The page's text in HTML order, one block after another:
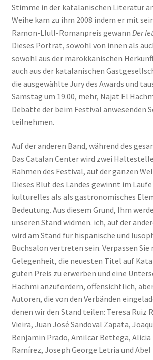
Stimme in der katalanischen Literatur
Weihe kam zu ihm 2008 indem er mit
Ramon-Llull-Romanpreis gewann Der
Dieses Porträt, sowohl von innen als
sowohl aus der marokkanischen
auch aus der katalanischen
die ausgewählte Jury des Awards und
Samstag um 19.00, mehr, Najat El
Debatte der beim Festival anwesenden
teilnehmen.
Auf der anderen Band, während des
Das Catalan Center wird zwei
Rahmen des Festival, auf der ganzen
Dieses Blut des Landes gewinnt im
kulturelles als als gastronomisches
Bedeutung. Aus diesem Grund, Ihm
unseren Stand widmen. ich, auf der
wird am Stand für hispanische und
Buchsalon vertreten sein. Verpassen Sie
Gelegenheit, die neuesten Titel auf
guten Preis zu erwerben und eine
Hachmi anzufordern, offensichtlich,
Autoren, die von den Verbänden
denen wir den Stand teilen: Teresa Ruiz
Vieira, Juan José Sandoval Zapata,
Benjamin Prado, Amilcar Bettega, Alicia
Ramírez, Joseph George Letria und